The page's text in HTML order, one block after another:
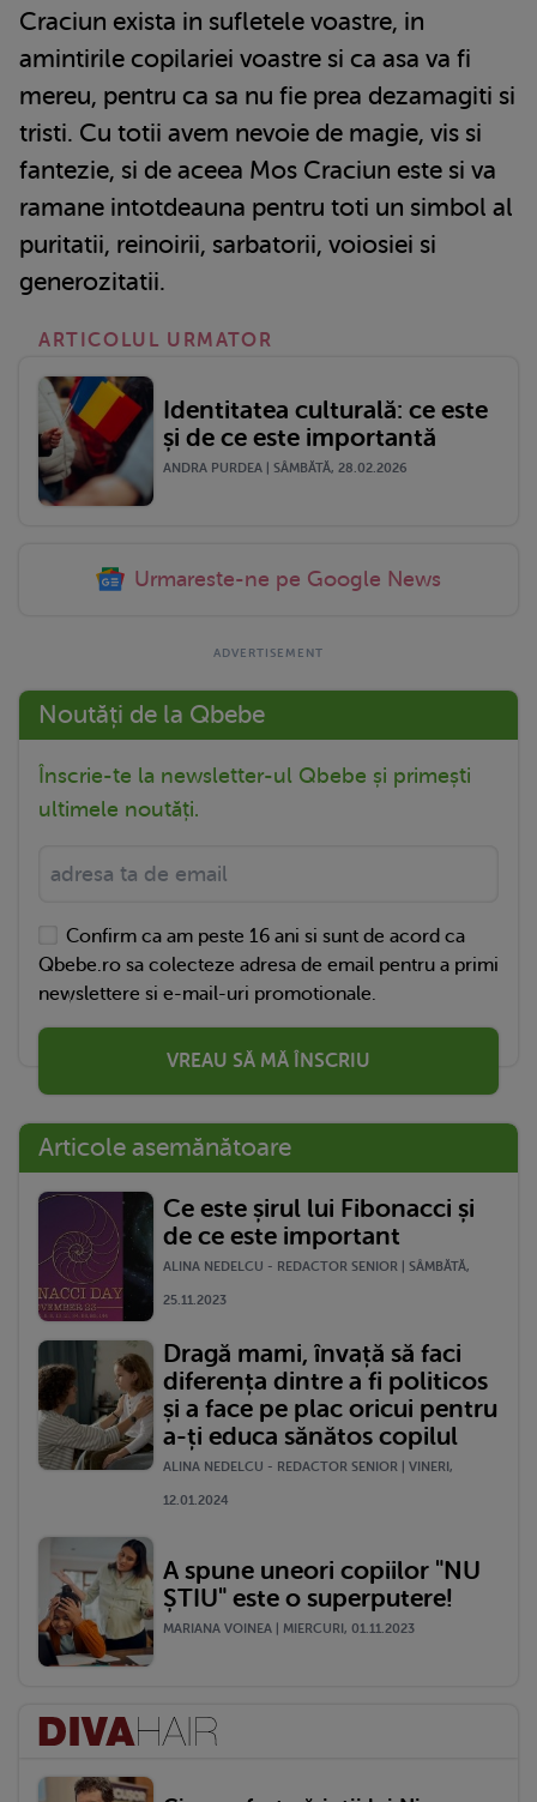
Craciun exista in sufletele voastre, in
amintirile copilariei voastre si ca asa va fi
mereu, pentru ca sa nu fie prea dezamagiti si
tristi. Cu totii avem nevoie de magie, vis si
fantezie, si de aceea Mos Craciun este si va
ramane intotdeauna pentru toti un simbol al
puritatii, reinoirii, sarbatorii, voiosiei si
generozitatii.
ARTICOLUL URMATOR
Identitatea culturală: ce este
și de ce este importantă
ANDRA PURDEA | SÂMBĂTĂ, 28.02.2026
Urmareste-ne pe Google News
Noutăți de la Qbebe
Înscrie-te la newsletter-ul Qbebe și primești
ultimele noutăți.
Confirm ca am peste 16 ani si sunt de acord ca
Qbebe.ro sa colecteze adresa de email pentru a primi
newslettere si e-mail-uri promotionale.
VREAU SĂ MĂ ÎNSCRIU
Articole asemănătoare
Ce este șirul lui Fibonacci și
de ce este important
ALINA NEDELCU - REDACTOR SENIOR | SÂMBĂTĂ,
25.11.2023
Dragă mami, învață să faci
diferența dintre a fi politicos
și a face pe plac oricui pentru
a-ți educa sănătos copilul
ALINA NEDELCU - REDACTOR SENIOR | VINERI,
12.01.2024
A spune uneori copiilor "NU
ȘTIU" este o superputere!
MARIANA VOINEA | MIERCURI, 01.11.2023